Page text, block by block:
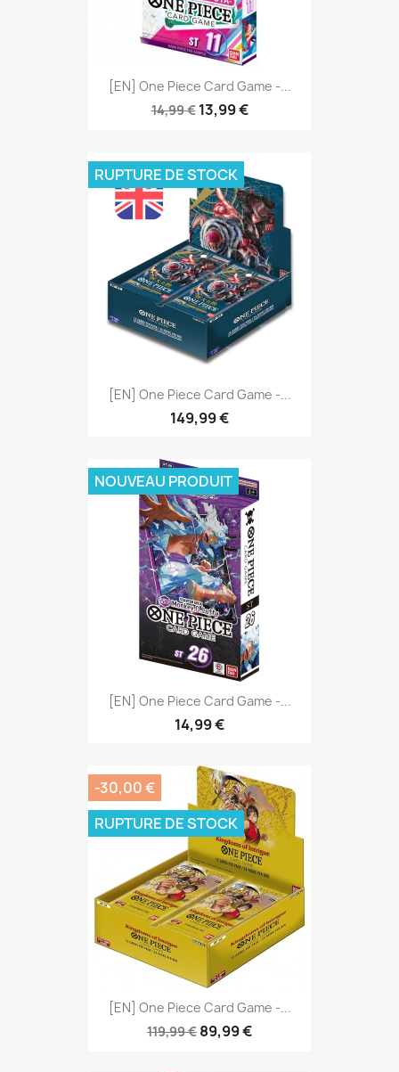
[EN] One Piece Card Game -...
14,99 € 13,99 €
[EN] One Piece Card Game -...
149,99 €
RUPTURE DE STOCK
[EN] One Piece Card Game -...
14,99 €
NOUVEAU PRODUIT
[EN] One Piece Card Game -...
119,99 € 89,99 €
-30,00 €
RUPTURE DE STOCK